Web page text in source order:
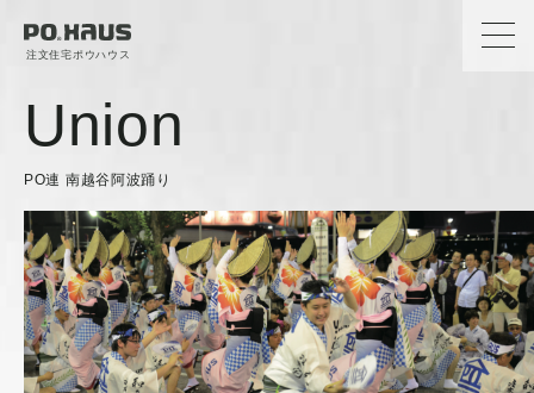
注文住宅ポウハウス
Union
PO連 南越谷阿波踊り